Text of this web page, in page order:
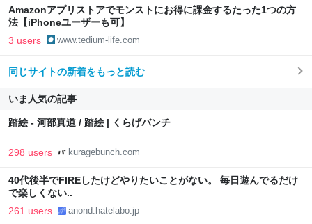
Amazonアプリストアでモンストにお得に課金するたった1つの方
法【iPhoneユーザーも可】
3 users www.tedium-life.com
同じサイトの新着をもっと読む
いま人気の記事
踏絵 - 河部真道 / 踏絵 | くらげバンチ
298 users kuragebunch.com
40代後半でFIREしたけどやりたいことがない。 毎日遊んでるだけ
で楽しくない..
261 users anond.hatelabo.jp